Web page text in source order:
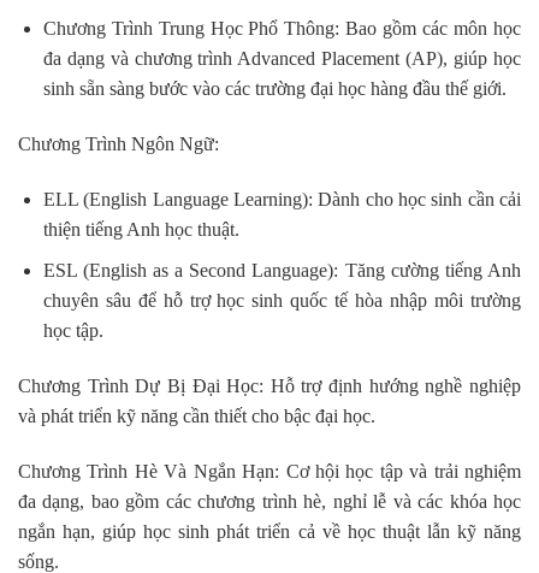
Chương Trình Trung Học Phổ Thông: Bao gồm các môn học
đa dạng và chương trình Advanced Placement (AP), giúp học
sinh sẵn sàng bước vào các trường đại học hàng đầu thế giới.
Chương Trình Ngôn Ngữ:
ELL (English Language Learning): Dành cho học sinh cần cải
thiện tiếng Anh học thuật.
ESL (English as a Second Language): Tăng cường tiếng Anh
chuyên sâu để hỗ trợ học sinh quốc tế hòa nhập môi trường
học tập.
Chương Trình Dự Bị Đại Học: Hỗ trợ định hướng nghề nghiệp
và phát triển kỹ năng cần thiết cho bậc đại học.
Chương Trình Hè Và Ngắn Hạn: Cơ hội học tập và trải nghiệm
đa dạng, bao gồm các chương trình hè, nghỉ lễ và các khóa học
ngắn hạn, giúp học sinh phát triển cả về học thuật lẫn kỹ năng
sống.